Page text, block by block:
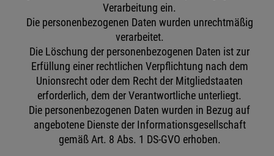
Verarbeitung ein.
Die personenbezogenen Daten wurden unrechtmäßig
verarbeitet.
Die Löschung der personenbezogenen Daten ist zur
Erfüllung einer rechtlichen Verpflichtung nach dem
Unionsrecht oder dem Recht der Mitgliedstaaten
erforderlich, dem der Verantwortliche unterliegt.
Die personenbezogenen Daten wurden in Bezug auf
angebotene Dienste der Informationsgesellschaft
gemäß Art. 8 Abs. 1 DS-GVO erhoben.